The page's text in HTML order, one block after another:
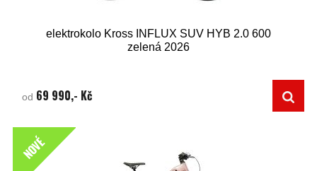
elektrokolo Kross INFLUX SUV HYB 2.0 600
zelená 2026
od 69 990,- Kč
NOVÉ